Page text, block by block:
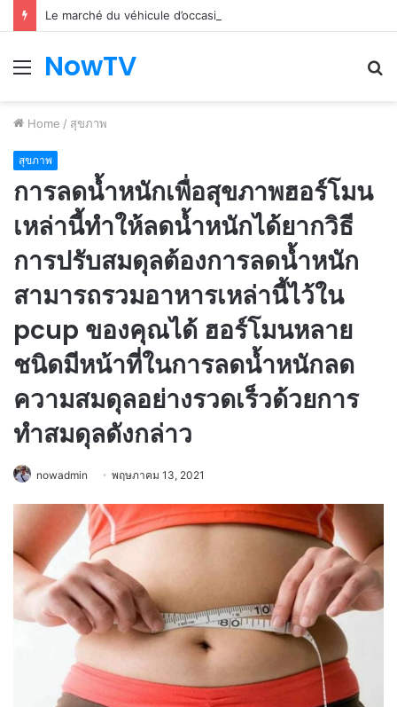
Le marché du véhicule d’occasion en plein essor
Menu
NowTV
Home / สุขภาพ
สุขภาพ
การลดน้ำหนักเพื่อสุขภาพฮอร์โมน
เหล่านี้ทำให้ลดน้ำหนักได้ยากวิธี
การปรับสมดุลต้องการลดน้ำหนัก
สามารถรวมอาหารเหล่านี้ไว้ใน
pcup ของคุณได้ ฮอร์โมนหลาย
ชนิดมีหน้าที่ในการลดน้ำหนักลด
ความสมดุลอย่างรวดเร็วด้วยการ
ทำสมดุลดังกล่าว
nowadmin พฤษภาคม 13, 2021